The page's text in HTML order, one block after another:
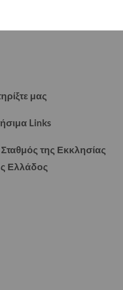
μας
Links
της Εκκλησίας
Ελλάδος